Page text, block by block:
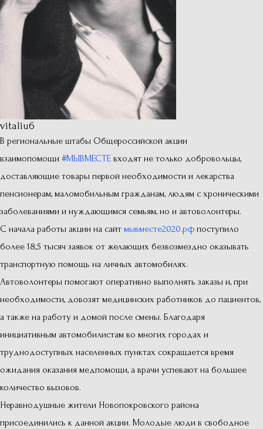
vitaliu6
В региональные штабы Общероссийской акции
взаимопомощи #МЫВМЕСТЕ входят не только добровольцы,
доставляющие товары первой необходимости и лекарства
пенсионерам, маломобильным гражданам, людям с хроническими
заболеваниями и нуждающимся семьям, но и автоволонтеры.
С начала работы акции на сайт мывместе2020.рф поступило
более 18,5 тысяч заявок от желающих безвозмездно оказывать
транспортную помощь на личных автомобилях.
Автоволонтеры помогают оперативно выполнять заказы и, при
необходимости, довозят медицинских работников до пациентов,
а также на работу и домой после смены. Благодаря
инициативным автомобилистам во многих городах и
труднодоступных населенных пунктах сокращается время
ожидания оказания медпомощи, а врачи успевают на большее
количество вызовов.
Неравнодушные жители Новопокровского района
присоединились к данной акции. Молодые люди в свободное